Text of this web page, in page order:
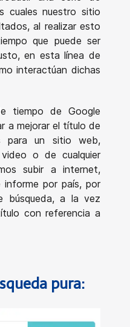
cuales nuestro sitio
al realizar esto
que puede ser
en esta línea de
interactúan dichas
tiempo de Google
a mejorar el título de
para un sitio web,
o de cualquier
subir a internet,
por país, por
búsqueda, a la vez
con referencia a
pura: